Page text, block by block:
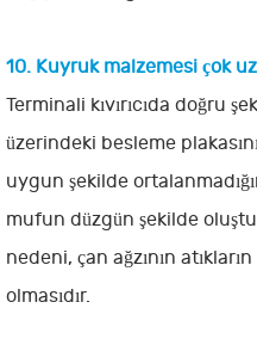
10. Kuyruk malzemesi çok
Terminali kıvırıcıda doğru
üzerindeki besleme
uygun şekilde
mufun düzgün şekilde
nedeni, çan ağzının
olmasıdır.